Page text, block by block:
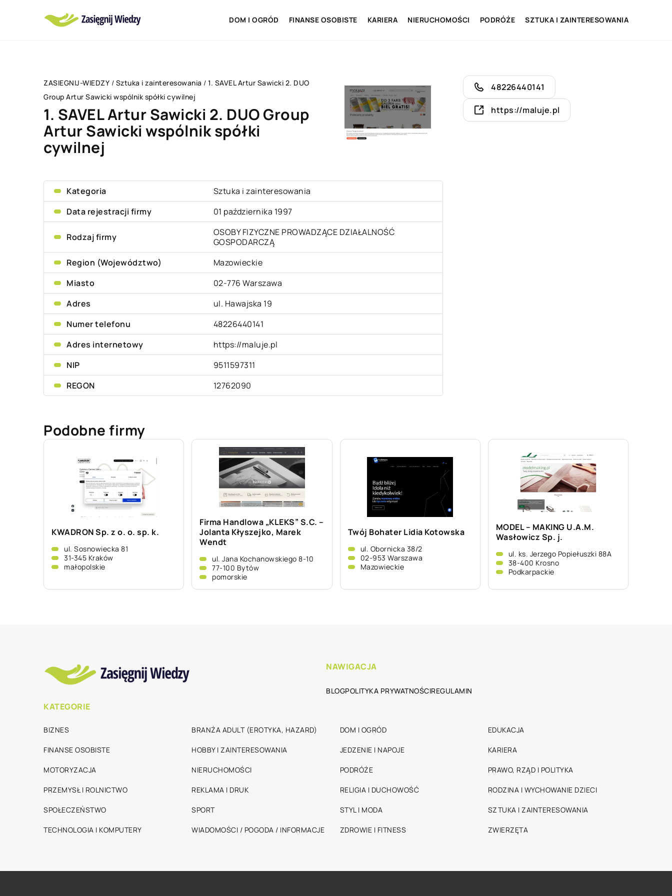
DOM I OGRÓD FINANSE OSOBISTE KARIERA NIERUCHOMOŚCI PODRÓŻE SZTUKA I ZAINTERESOWANIA
ZASIEGNIJ-WIEDZY / Sztuka i zainteresowania / 1. SAVEL Artur Sawicki 2. DUO
Group Artur Sawicki wspólnik spółki cywilnej
1. SAVEL Artur Sawicki 2. DUO Group
Artur Sawicki wspólnik spółki
cywilnej
Kategoria
Sztuka i zainteresowania
Data rejestracji firmy
01 października 1997
Rodzaj firmy
OSOBY FIZYCZNE PROWADZĄCE DZIAŁALNOŚĆ
GOSPODARCZĄ
Region (Województwo)
Mazowieckie
Miasto
02-776 Warszawa
Adres
ul. Hawajska 19
Numer telefonu
48226440141
Adres internetowy
https://maluje.pl
NIP
9511597311
REGON
12762090
48226440141
https://maluje.pl
Podobne firmy
KWADRON Sp. z o. o. sp. k.
ul. Sosnowiecka 81
31-345 Kraków
małopolskie
Firma Handlowa „KLEKS” S.C. –
Jolanta Kłyszejko, Marek
Wendt
ul. Jana Kochanowskiego 8-10
77-100 Bytów
pomorskie
Twój Bohater Lidia Kotowska
ul. Obornicka 38/2
02-953 Warszawa
Mazowieckie
MODEL – MAKING U.A.M.
Wasłowicz Sp. j.
ul. ks. Jerzego Popiełuszki 88A
38-400 Krosno
Podkarpackie
NAWIGACJA
BLOGPOLITYKA PRYWATNOŚCIREGULAMIN
KATEGORIE
BIZNES BRANŻA ADULT (EROTYKA, HAZARD) DOM I OGRÓD EDUKACJA
FINANSE OSOBISTE HOBBY I ZAINTERESOWANIA JEDZENIE I NAPOJE KARIERA
MOTORYZACJA NIERUCHOMOŚCI PODRÓŻE PRAWO, RZĄD I POLITYKA
PRZEMYSŁ I ROLNICTWO REKLAMA I DRUK RELIGIA I DUCHOWOŚĆ RODZINA I WYCHOWANIE DZIECI
SPOŁECZEŃSTWO SPORT STYL I MODA SZTUKA I ZAINTERESOWANIA
TECHNOLOGIA I KOMPUTERY WIADOMOŚCI / POGODA / INFORMACJE ZDROWIE I FITNESS ZWIERZĘTA